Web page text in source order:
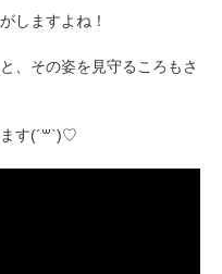
しますよね！
、その姿を見守るころもさ
す(´꒳`)♡